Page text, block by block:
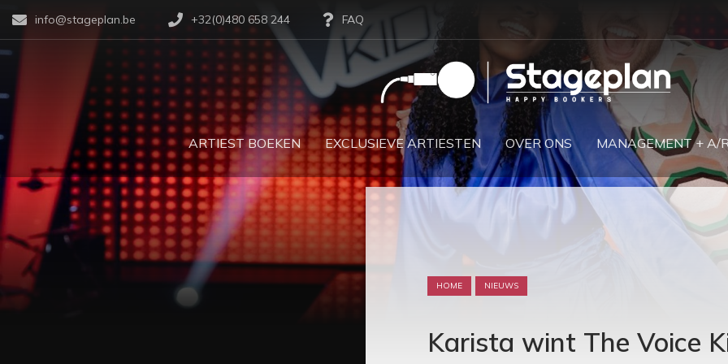
info@stageplan.be +32(0)480 658 244 FAQ
ARTIEST BOEKEN EXCLUSIEVE ARTIESTEN OVER ONS MANAGEMENT + A/
HOME NIEUWS
Karista wint The Voice